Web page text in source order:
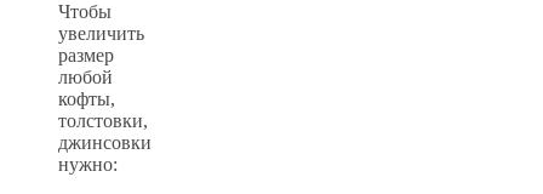
Чтобы
увеличить
размер
любой
кофты,
толстовки,
джинсовки
нужно: